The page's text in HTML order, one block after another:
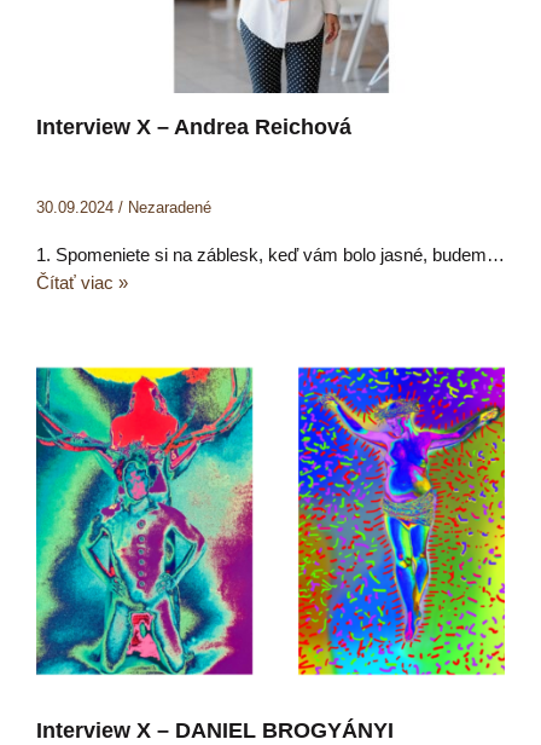
Interview X – Andrea Reichová
30.09.2024 / Nezaradené
1. Spomeniete si na záblesk, keď vám bolo jasné, budem…
Čítať viac »
Interview X – DANIEL BROGYÁNYI